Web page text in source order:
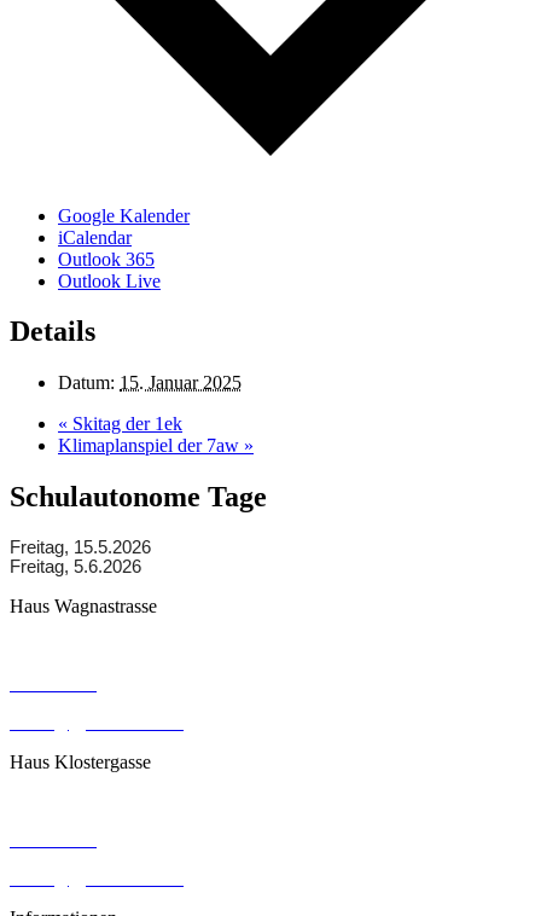
Google Kalender
iCalendar
Outlook 365
Outlook Live
Details
Datum: 15. Januar 2025
« Skitag der 1ek
Klimaplanspiel der 7aw »
Schulautonome Tage
Freitag, 15.5.2026
Freitag, 5.6.2026
Haus Wagnastrasse
Haus Klostergasse